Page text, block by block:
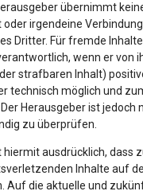
übernimmt
irgendeine
Dritter. Für fremde
wenn er von
strafbaren Inhalt)
technisch möglich und
Herausgeber ist jedoch
zu überprüfen.
hiermit ausdrücklich, dass
Inhalte auf
Auf die aktuelle und